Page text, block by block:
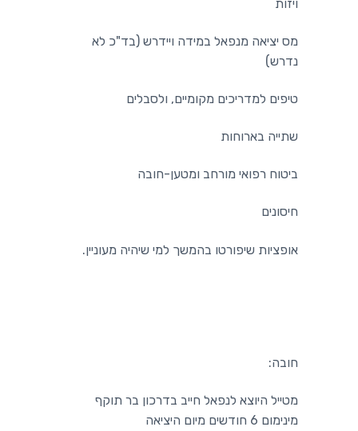
ויזות
מס יציאה מנפאל במידה ויידרש (בד"כ לא
נדרש)
טיפים למדריכים מקומיים, ולסבלים
שתייה בארוחות
ביטוח רפואי מורחב ומטען-חובה
חיסונים
אופציות שיפורטו בהמשך למי שיהיה מעוניין.
חובה:
מטייל היוצא לנפאל חייב בדרכון בר תוקף
מינימום 6 חודשים מיום היציאה